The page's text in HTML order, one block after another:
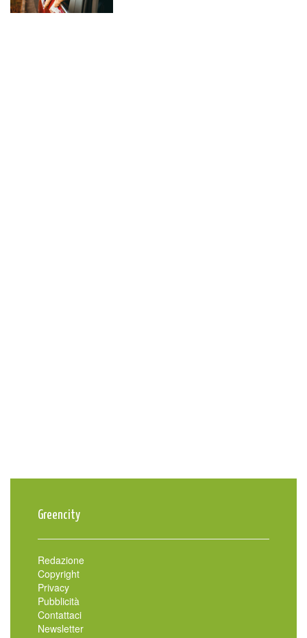
Greencity
Redazione
Copyright
Privacy
Pubblicità
Contattaci
Newsletter